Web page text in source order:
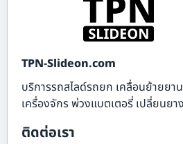
TPN-Slideon.com
บริการรถสไลด์รถยก เคลื่อนย้ายย
เครื่องจักร พ่วงแบตเตอรี่ เปลี่ยนยา
ติดต่อเรา